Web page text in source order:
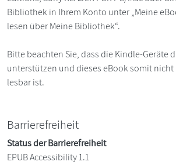
Bibliothek in Ihrem Konto unter „Meine
lesen über Meine Bibliothek“.
Bitte beachten Sie, dass die Kindle-Geräte
unterstützen und dieses eBook somit nicht
lesbar ist.
Barrierefreiheit
Status der Barrierefreiheit
EPUB Accessibility 1.1